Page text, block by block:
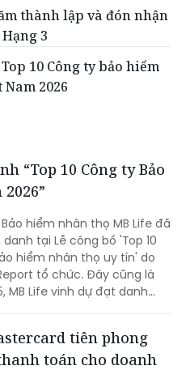
thành lập và đón nhận
3
10 Công ty bảo hiểm
2026
“Top 10 Công ty Bảo
hiểm nhân thọ MB Life đã
tại Lễ công bố 'Top 10
hiểm nhân thọ uy tín' do
tổ chức. Đây cũng là
MB Life vinh dự đạt danh
nhiệm lên hàng đầu suốt
tiên phong
toán cho doanh